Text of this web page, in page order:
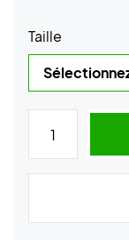
Taille